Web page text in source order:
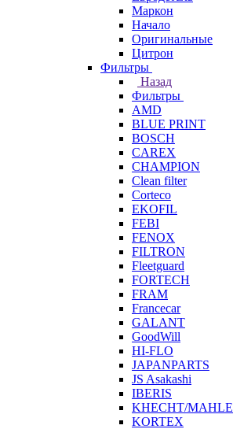
Маркон
Начало
Оригинальные
Цитрон
Фильтры
Назад
Фильтры
AMD
BLUE PRINT
BOSCH
CAREX
CHAMPION
Clean filter
Corteco
EKOFIL
FEBI
FENOX
FILTRON
Fleetguard
FORTECH
FRAM
Francecar
GALANT
GoodWill
HI-FLO
JAPANPARTS
JS Asakashi
IBERIS
KHECHT/MAHLE
KORTEX